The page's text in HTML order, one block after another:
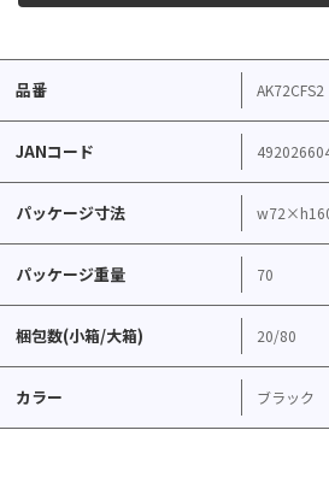
品番 AK72CFS2
JANコード
パッケージ寸法
パッケージ重量 70
梱包数(小箱/大箱) 20/80
カラー ブラック